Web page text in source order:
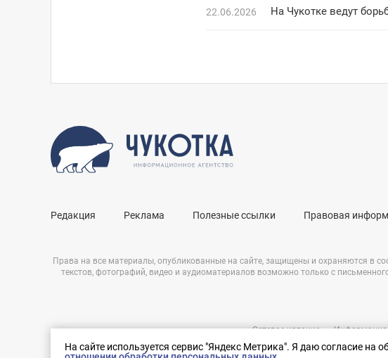
На сайте используется сервис "Яндекс Метрика". Я даю согласие на
22.06.2026 На Чукотке ведут
Редакция Реклама Полезные ссылки Правовая
Права на все материалы, опубликованные на сайте, защищены и охраняются в
текстов, фотографий, видео и аудиоматериалов возможно только с
Выделите ее и нажмите Ctrl+Enter
Сетевое издание –
ЭЛ № ФС 77 – 69723 от